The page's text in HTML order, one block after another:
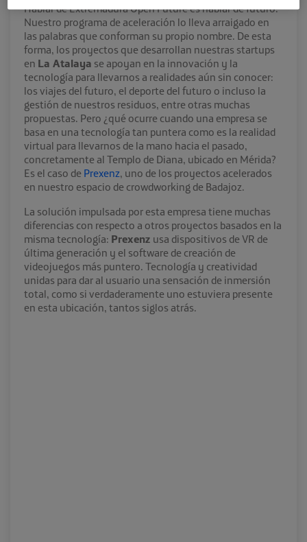
Hablar de Extremadura Open Future es hablar de futuro.
Nuestro programa de aceleración lo lleva arraigado en
las palabras que conforman su propio nombre. De esta
forma, los proyectos que desarrollan nuestras startups
en La Atalaya se apoyan en la innovación y la
tecnología para llevarnos a realidades aún sin conocer:
los viajes del futuro, el deporte del futuro o incluso la
gestión de nuestros residuos, entre otras muchas
propuestas. Pero ¿qué ocurre cuando una empresa se
basa en una tecnología tan puntera como es la realidad
virtual para llevarnos de la mano hacia el pasado,
concretamente al Templo de Diana, ubicado en Mérida?
Es el caso de Prexenz, uno de los proyectos acelerados
en nuestro espacio de crowdworking de Badajoz.
La solución impulsada por esta empresa tiene muchas
diferencias con respecto a otros proyectos basados en la
misma tecnología: Prexenz usa dispositivos de VR de
última generación y el software de creación de
videojuegos más puntero. Tecnología y creatividad
unidas para dar al usuario una sensación de inmersión
total, como si verdaderamente uno estuviera presente
en esta ubicación, tantos siglos atrás.